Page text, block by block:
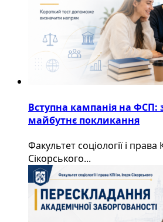
Вступна кампанія на ФСП:
майбутнє покликання
Факультет соціології і права
Сікорського...